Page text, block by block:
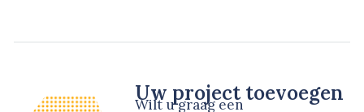
Uw project toevoegen
Wilt u graag een